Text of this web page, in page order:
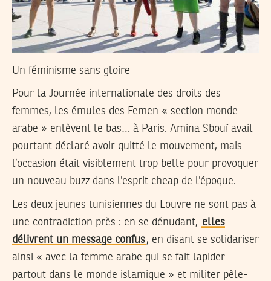
Un féminisme sans gloire
Pour la Journée internationale des droits des
femmes, les émules des Femen « section monde
arabe » enlèvent le bas… à Paris. Amina Sbouï avait
pourtant déclaré avoir quitté le mouvement, mais
l’occasion était visiblement trop belle pour provoquer
un nouveau buzz dans l’esprit cheap de l’époque.
Les deux jeunes tunisiennes du Louvre ne sont pas à
une contradiction près : en se dénudant, elles
délivrent un message confus, en disant se solidariser
ainsi « avec la femme arabe qui se fait lapider
partout dans le monde islamique » et militer pêle-